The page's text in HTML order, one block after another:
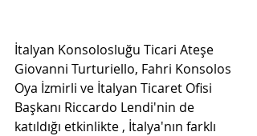
İtalyan Konsolosluğu Ticari Ateşe
Giovanni Turturiello, Fahri Konsolos
Oya İzmirli ve İtalyan Ticaret Ofisi
Başkanı Riccardo Lendi'nin de
katıldığı etkinlikte , İtalya'nın farklı